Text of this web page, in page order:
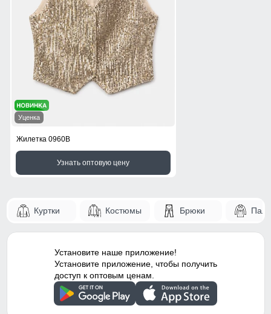
Уценка
Жилетка 0960B
Узнать оптовую цену
Куртки Костюмы Брюки
Установите наше приложение!
Установите приложение, чтобы получить
доступ к оптовым ценам.